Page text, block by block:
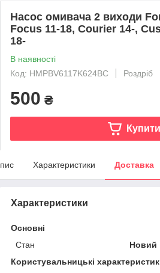
Насос омивача 2 виходи
Focus 11-18, Courier 14-,
18-
В наявності
Код: HMPBV6117K624BC
Роздріб
500 ₴
Купити
Характеристики Доставка
Характеристики
Основні
Стан
Новий
Користувальницькі